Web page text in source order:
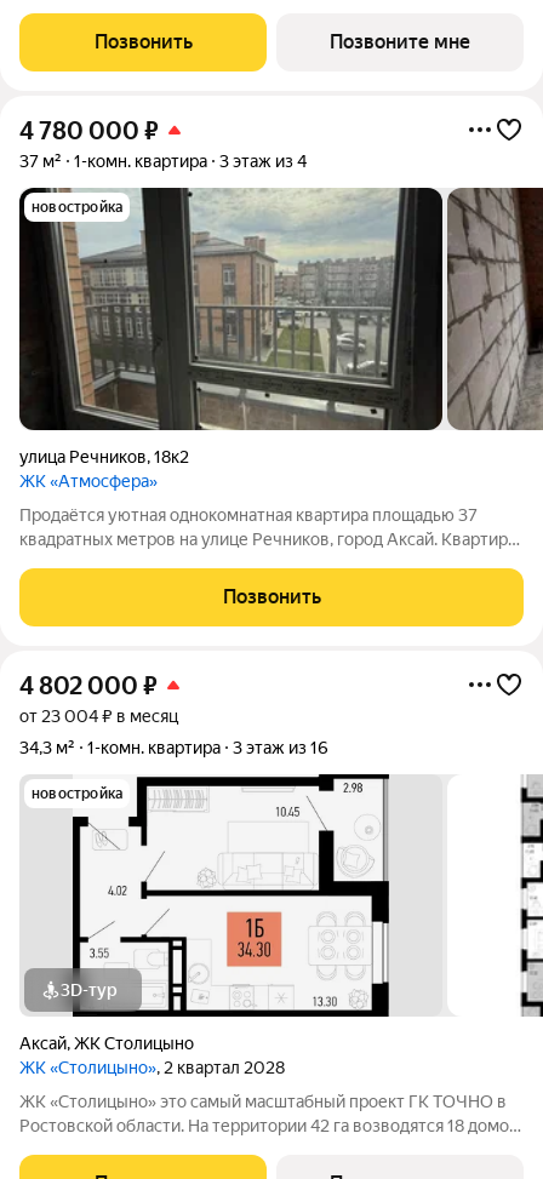
на 600 мест, медицинский центр, парк 8,4 га и фитнес-центр с
бассейном.
Позвонить Позвоните мне
4 780 000 ₽
37 м² 1-комн. квартира 3 этаж из 4
новостройка
улица Речников,18к2
ЖК «Атмосфера»
Продаётся уютная однокомнатная квартира площадью 37
квадратных метров на улице Речников, город Аксай. Квартира
дома, построенного в 2022 году. Просторная кухня занимает
13.3 квадратных метра,
Позвонить
4 802 000 ₽
от 23 004 ₽ в месяц
34,3 м²
1-комн. квартира 3 этаж из 16
новостройка
3D-тур
Аксай,ЖК Столицыно
ЖК «Столицыно», 2 квартал 2028
ЖК «Столицыно» это самый масштабный проект ГК ТОЧНО в
Ростовской области. На территории 42 га возводятся 18 домов
на 600 мест, медицинский центр, парк 8,4 га и фитнес-центр с